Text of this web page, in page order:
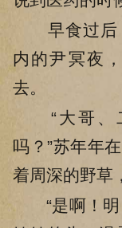
早食过后，
内的尹冥夜
去。
“大哥、二
吗？”苏年年
着周深的野草
“是啊！明日